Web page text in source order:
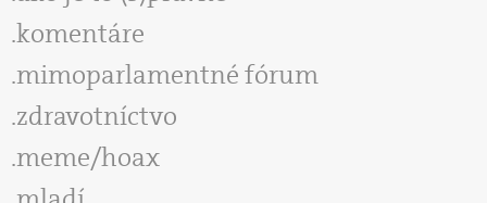
komentáre
mimoparlamentné fórum
zdravotníctvo
meme/hoax